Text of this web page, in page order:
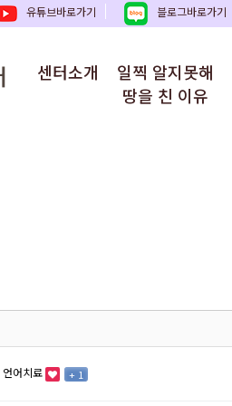
블로그바로가기
유튜브바로가기
센터소개
일찍 알지못해
땅을 친 이유
어치료 + 1